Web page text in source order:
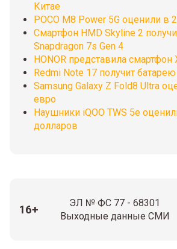
Китае
POCO M8 Power 5G оценили в
Смартфон HMD Skyline 2
Snapdragon 7s Gen 4
HONOR представила смартфон
Redmi Note 17 получит
Samsung Galaxy Z Fold8 Ultra
евро
Наушники iQOO TWS 5e
долларов
16+
ЭЛ № ФС 77 - 68301
Выходные данные СМИ